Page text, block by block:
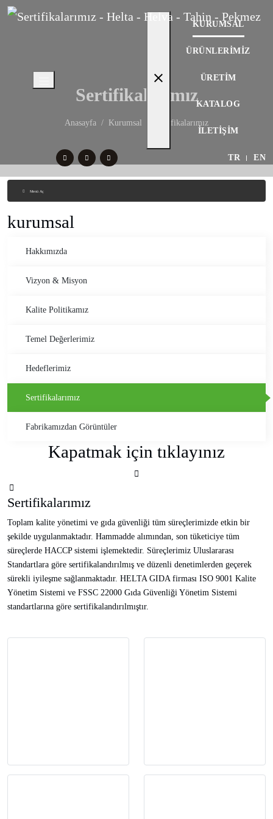
close
KURUMSAL
ÜRÜNLERIMIZ
ÜRETIM
KATALOG
İLETIŞIM
TR EN
Sertifikalarımız
Anasayfa Kurumsal Sertifikalarımız
Menü Aç
kurumsal
Hakkımızda
Vizyon & Misyon
Kalite Politikamız
Temel Değerlerimiz
Hedeflerimiz
Sertifikalarımız
Fabrikamızdan Görüntüler
Kapatmak için tıklayınız
Sertifikalarımız
Toplam kalite yönetimi ve gıda güvenliği tüm süreçlerimizde etkin bir
şekilde uygulanmaktadır. Hammadde alımından, son tüketiciye tüm
süreçlerde HACCP sistemi işlemektedir. Süreçlerimiz Uluslararası
Standartlara göre sertifikalandırılmış ve düzenli denetimlerden geçerek
sürekli iyileşme sağlanmaktadır. HELTA GIDA firması ISO 9001 Kalite
Yönetim Sistemi ve FSSC 22000 Gıda Güvenliği Yönetim Sistemi
standartlarına göre sertifikalandırılmıştır.